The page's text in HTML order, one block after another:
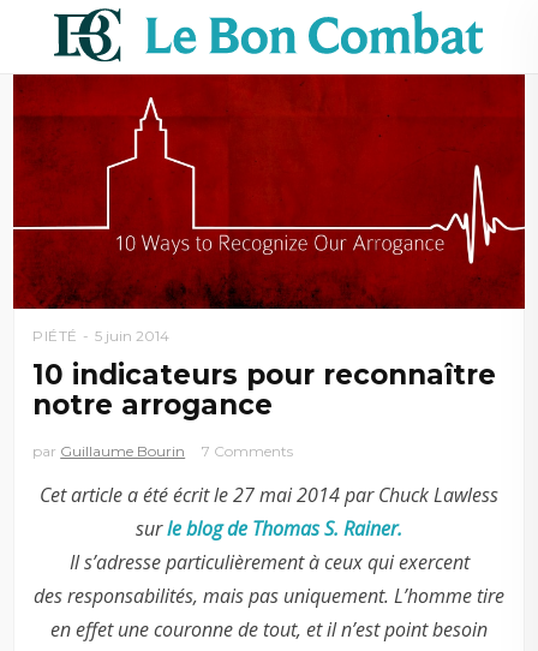
PIÉTÉ 5 juin 2014
10 indicateurs pour reconnaître
notre arrogance
par Guillaume Bourin 7 Comments
Cet article a été écrit le 27 mai 2014 par Chuck Lawless
surle blog de Thomas S. Rainer.
Il s’adresse particulièrement à ceux qui exercent
des responsabilités, mais pas uniquement. L’homme tire
en effet une couronne de tout, et il n’est point besoin